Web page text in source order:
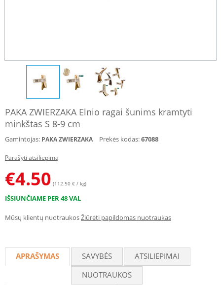
PAKA ZWIERZAKA Elnio ragai šunims kramtyti
minkštas S 8-9 cm
Gamintojas: PAKA ZWIERZAKA Prekės kodas:67088
Parašyti atsiliepimą
€4.50 (112.50 € / kg)
IŠSIUNČIAME PER 48 VAL
Mūsų klientų nuotraukosŽiūrėti papildomas nuotraukas
APRAŠYMAS SAVYBĖS
ATSILIEPIMAI
NUOTRAUKOS